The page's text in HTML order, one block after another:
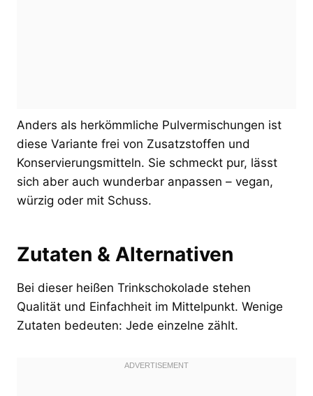
Anders als herkömmliche Pulvermischungen ist
diese Variante frei von Zusatzstoffen und
Konservierungsmitteln. Sie schmeckt pur, lässt
sich aber auch wunderbar anpassen – vegan,
würzig oder mit Schuss.
Zutaten & Alternativen
Bei dieser heißen Trinkschokolade stehen
Qualität und Einfachheit im Mittelpunkt. Wenige
Zutaten bedeuten: Jede einzelne zählt.